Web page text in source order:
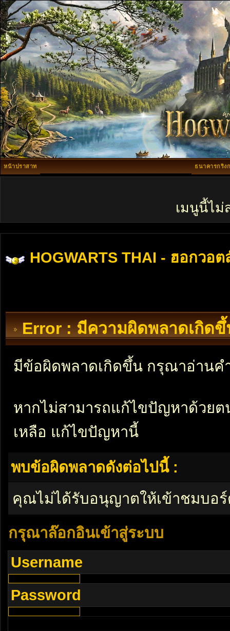
หน้าปราสาท ธนาคารกริง
เมนูนี้ไม่
HOGWARTS THAI - ฮอกวอต
Error : มีความผิดพลาดเกิดขึ้
มีข้อผิดพลาดเกิดขึ้น กรุณาอ่านค
หากไม่สามารถแก้ไขปัญหาด้วย
เหลือ แก้ไขปัญหานี้
พบข้อผิดพลาดดังต่อไปนี้ :
คุณไม่ได้รับอนุญาตให้เข้าชมบอ
กรุณาล๊อกอินเข้าสู่ระบบ
Username
Password